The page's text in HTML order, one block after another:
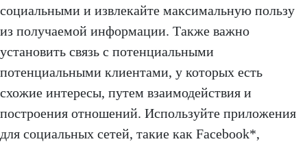
социальными и извлекайте максимальную пользу
из получаемой информации. Также важно
установить связь с потенциальными
потенциальными клиентами, у которых есть
схожие интересы, путем взаимодействия и
построения отношений. Используйте приложения
для социальных сетей, такие как Facebook*,